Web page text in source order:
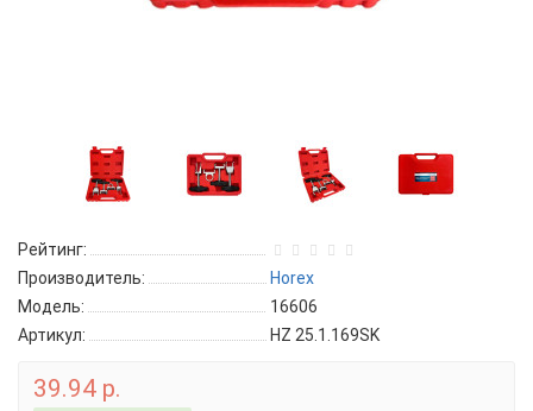
Рейтинг:
Производитель:
Horex
Модель:
16606
Артикул:
HZ 25.1.169SK
39.94 р.